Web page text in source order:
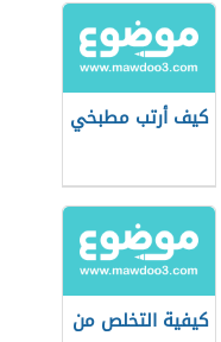
كيف أرتب مطبخي
كيفية التخلص من